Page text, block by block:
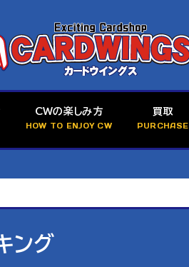
CWの楽しみ方
HOW TO ENJOY CW
買取
PURCHASE
ング